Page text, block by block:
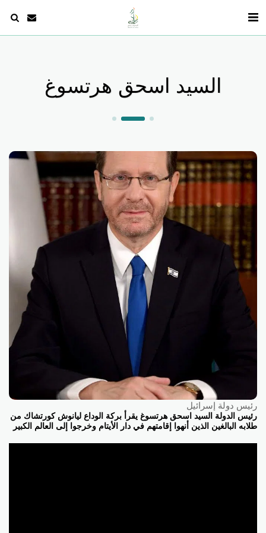
السيد اسحق هرتسوغ
رئيس دولة إسرائيل
رئيس الدولة السيد اسحق هرتسوغ يقرأ بركة الوداع ليانوش كورتشاك من
طلابه البالغين الذين أنهوا إقامتهم في دار الأيتام وخرجوا إلى العالم الكبير